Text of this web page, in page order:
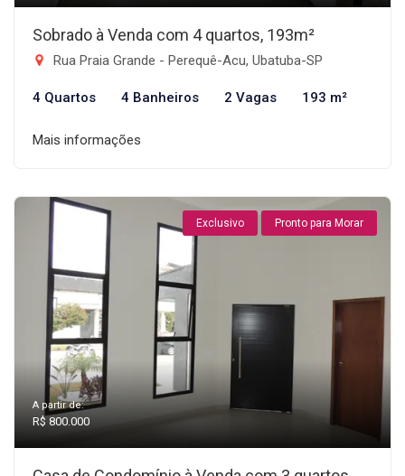
Sobrado à Venda com 4 quartos, 193m²
Rua Praia Grande - Perequê-Acu, Ubatuba-SP
4 Quartos 4 Banheiros 2 Vagas 193 m²
Mais informações
Exclusivo Pronto para Morar
A partir de:
R$ 800.000